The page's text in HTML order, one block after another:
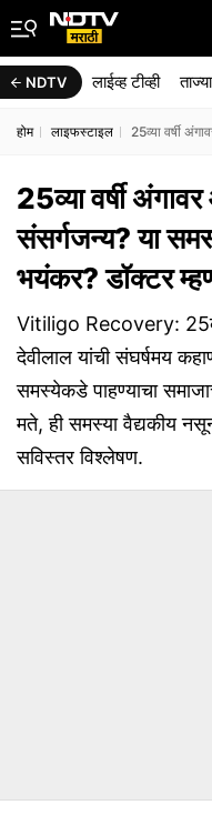
NDTV लाईव्ह टीव्ही ताज्या
होम लाइफस्टाइल 25व्या वर्षी
25व्या वर्षी
संसर्गजन्य? या
भयंकर? डॉक्टर
Vitiligo Recovery:
देवीलाल यांची संघर्षमय
समस्येकडे पाहण्याचा
मते, ही समस्या वैद्यकीय
सविस्तर विश्लेषण.